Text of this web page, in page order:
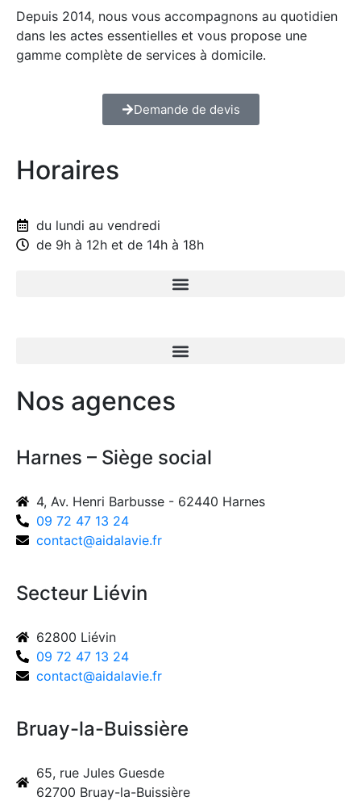
Depuis 2014, nous vous accompagnons au quotidien
dans les actes essentielles et vous propose une
gamme complète de services à domicile.
Demande de devis
Horaires
du lundi au vendredi
de 9h à 12h et de 14h à 18h
Nos agences
Harnes – Siège social
4, Av. Henri Barbusse - 62440 Harnes
09 72 47 13 24
contact@aidalavie.fr
Secteur Liévin
62800 Liévin
09 72 47 13 24
contact@aidalavie.fr
Bruay-la-Buissière
65, rue Jules Guesde
62700 Bruay-la-Buissière